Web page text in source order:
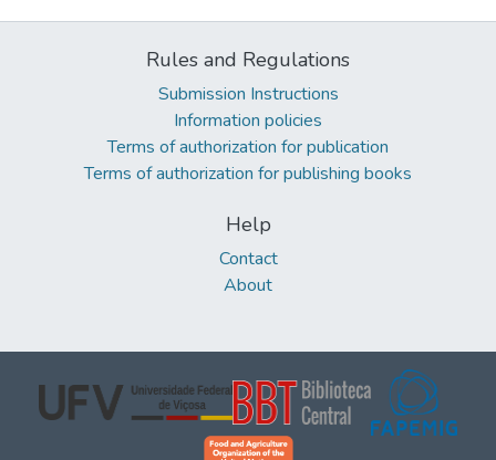
Rules and Regulations
Submission Instructions
Information policies
Terms of authorization for publication
Terms of authorization for publishing books
Help
Contact
About